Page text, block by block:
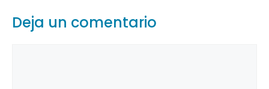
Deja un comentario